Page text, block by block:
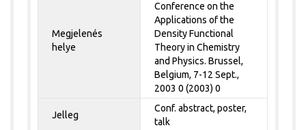
Megjelenés
helye
Conference on the
Applications of the
Density Functional
Theory in Chemistry
and Physics. Brussel,
Belgium, 7-12 Sept.,
2003 0 (2003) 0
Jelleg
Conf. abstract, poster,
talk